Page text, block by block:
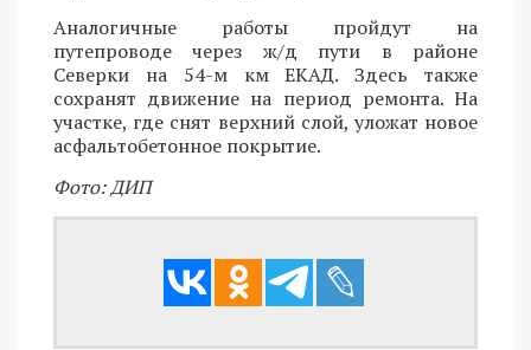
Аналогичные работы пройдут на
путепроводе через ж/д пути в районе
Северки на 54-м км ЕКАД. Здесь также
сохранят движение на период ремонта. На
участке, где снят верхний слой, уложат новое
асфальтобетонное покрытие.
Фото: ДИП